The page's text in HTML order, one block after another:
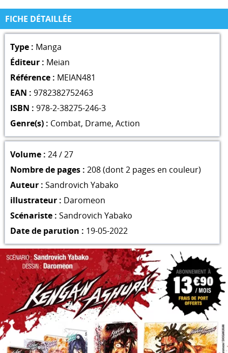
FICHE DÉTAILLÉE
Type : Manga
Éditeur : Meian
Référence : MEIAN481
EAN : 9782382752463
ISBN : 978-2-38275-246-3
Genre(s) : Combat, Drame, Action
Volume : 24 / 27
Nombre de pages : 208 (dont 2 pages en couleur)
Auteur : Sandrovich Yabako
illustrateur : Daromeon
Scénariste : Sandrovich Yabako
Date de parution : 19-05-2022